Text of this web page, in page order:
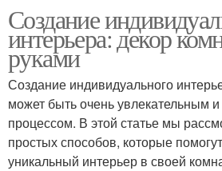
Создание
интерьера: декор
руками
Создание индивидуального
может быть очень увлекательным
процессом. В этой статье мы
простых способов, которые
уникальный интерьер в своей